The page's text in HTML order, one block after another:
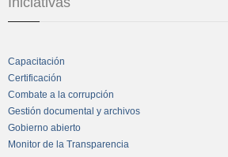
Capacitación
Certificación
Combate a la corrupción
Gestión documental y archivos
Gobierno abierto
Monitor de la Transparencia